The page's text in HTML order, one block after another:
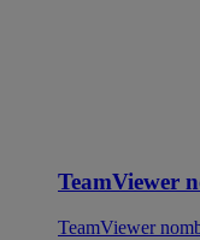
TeamViewer
TeamViewer